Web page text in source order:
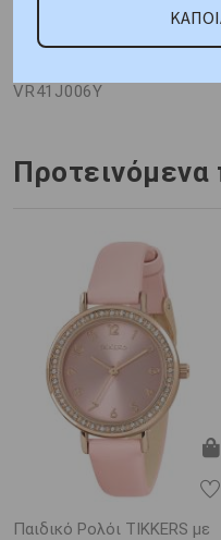
ΚΑΤΟΠΙΝ ΠΑΡΑΓΓΕΛΙΑΣ
VR41J006Y
Προτεινόμενα
Παιδικό Ρολόι TIKKERS με